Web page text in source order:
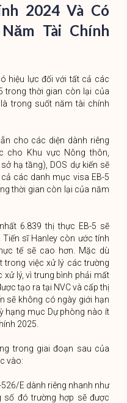
2024 Và Có
Tài Chính
hiệu lực đối với tất cả các
trong thời gian còn lại của
trong suốt năm tài chính
cho các diện dành riêng
cho Khu vực Nông thôn,
hạ tầng), DOS dự kiến ​​sẽ
các danh mục visa EB-5
thời gian còn lại của năm
6.839 thị thực EB-5 sẽ
sĩ Hanley còn ước tính
tế sẽ cao hơn. Mặc dù
trong việc xử lý các trường
xử lý, vì trung bình phải mất
tạo ra tại NVC và cấp thị
​​sẽ không có ngày giới hạn
hạng mục Dự phòng nào ít
2025.
trong giai đoạn sau của
vào:
E dành riêng nhanh như
số đó trường hợp sẽ được